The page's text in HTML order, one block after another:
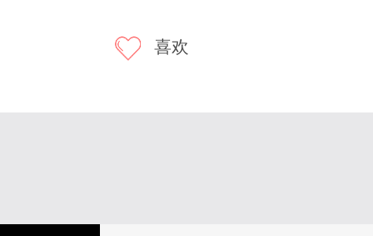
喜欢